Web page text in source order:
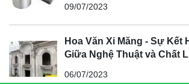
09/07/2023
Hoa Văn Xi Măng - Sự Kết
Giữa Nghệ Thuật và Chất
06/07/2023